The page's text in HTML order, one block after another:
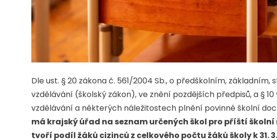
Dle ust. § 20 zákona č. 561/2004 Sb., o předškolním,
vzdělávání (školský zákon), ve znění pozdějších předpisů, a §
vzdělávání a některých náležitostech plnění povinné školní
má krajský úřad na seznam určených škol pro příští
tvoří podíl žáků cizinců z celkového počtu žáků školy k 31. 3.